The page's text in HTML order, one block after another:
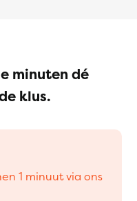
minuten dé
klus.
1 minuut via ons